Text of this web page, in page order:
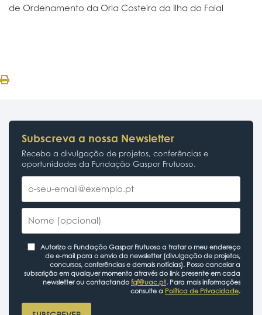
de Ordenamento da Orla Costeira da Ilha do Faial
Subscreva a nossa Newsletter
Receba a divulgação de projetos, conferências e
oportunidades da Fundação Gaspar Frutuoso.
Autorizo a Fundação Gaspar Frutuoso a tratar o meu endereço
de e-mail para o envio da newsletter (divulgação de projetos,
concursos, conferências e demais notícias). Posso cancelar a
subscrição em qualquer momento através do link presente em cada
newsletter ou contactando fgf@uac.pt. Para mais informações
consulte a Política de Privacidade.